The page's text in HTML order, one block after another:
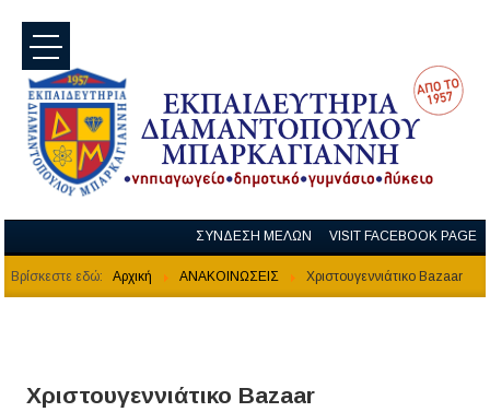
ΣΥΝΔΕΣΗ ΜΕΛΩΝ VISIT FACEBOOK PAGE
Βρίσκεστε εδώ: Αρχική ΑΝΑΚΟΙΝΩΣΕΙΣ Χριστουγεννιάτικο Bazaar
Χριστουγεννιάτικο Bazaar